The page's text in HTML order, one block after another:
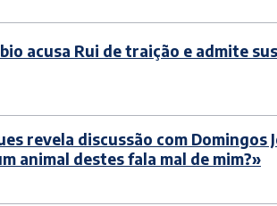
acusa Rui de traição e admite
revela discussão com Domingos
animal destes fala mal de mim?»